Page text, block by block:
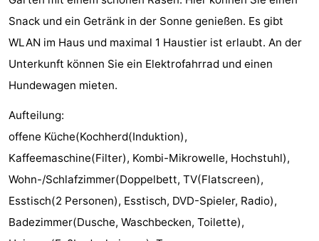
(mit
Frühstück)
Lastminutes
Strand
Sehen
tun
Museen
-
Kirchen
-
Aussichtspunkte
Snack und ein Getränk in der Sonne genießen. Es gibt
WLAN im Haus und maximal 1 Haustier ist erlaubt. An der
Unterkunft können Sie ein Elektrofahrrad und einen
Hundewagen mieten.
Aufteilung:
offene Küche(Kochherd(Induktion),
Kaffeemaschine(Filter), Kombi-Mikrowelle, Hochstuhl),
Wohn-/Schlafzimmer(Doppelbett, TV(Flatscreen),
Esstisch(2 Personen), Esstisch, DVD-Spieler, Radio),
Badezimmer(Dusche, Waschbecken, Toilette),